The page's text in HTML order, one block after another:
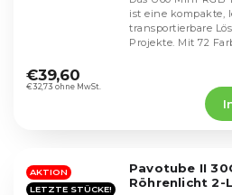
durchschnittliche
Produktbewertung
Sternen.
€32,73 ohne MwSt.
€39,60
ist eine kompakte,
transportierbare
Projekte. Mit 72
AKTION
LETZTE STÜCKE!
Pavotube II
Röhrenlicht 2-